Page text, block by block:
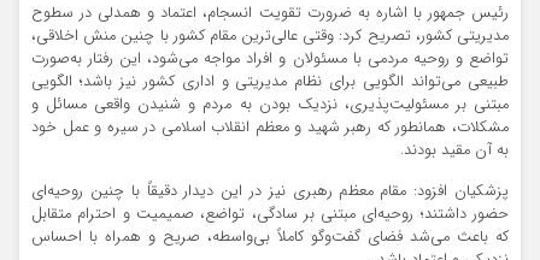
رئیس جمهور با اشاره به ضرورت تقویت انسجام، اعتماد و همدلی در سطوح
مدیریتی کشور، تصریح کرد: وقتی عالی‌ترین مقام کشور با چنین منش اخلاقی،
تواضع و روحیه مردمی با مسئولان و افراد مواجه می‌شود، این رفتار به‌صورت
طبیعی می‌تواند الگویی برای نظام مدیریتی و اداری کشور نیز باشد؛ الگویی
مبتنی بر مسئولیت‌پذیری، نزدیک بودن به مردم و شنیدن واقعی مسائل و
مشکلات، همانطور که رهبر شهید و معظم انقلاب اسلامی در سیره و عمل خود
به آن مقید بودند.
پزشکیان افزود: مقام معظم رهبری نیز در این دیدار دقیقاً با چنین روحیه‌ای
حضور داشتند؛ روحیه‌ای مبتنی بر سادگی، تواضع، صمیمیت و احترام متقابل
که باعث می‌شد فضای گفت‌وگو کاملاً بی‌واسطه، صریح و همراه با احساس